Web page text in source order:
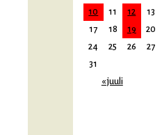
10
11 12 13
17
18 19 20
24
25 26 27
31
« juuli